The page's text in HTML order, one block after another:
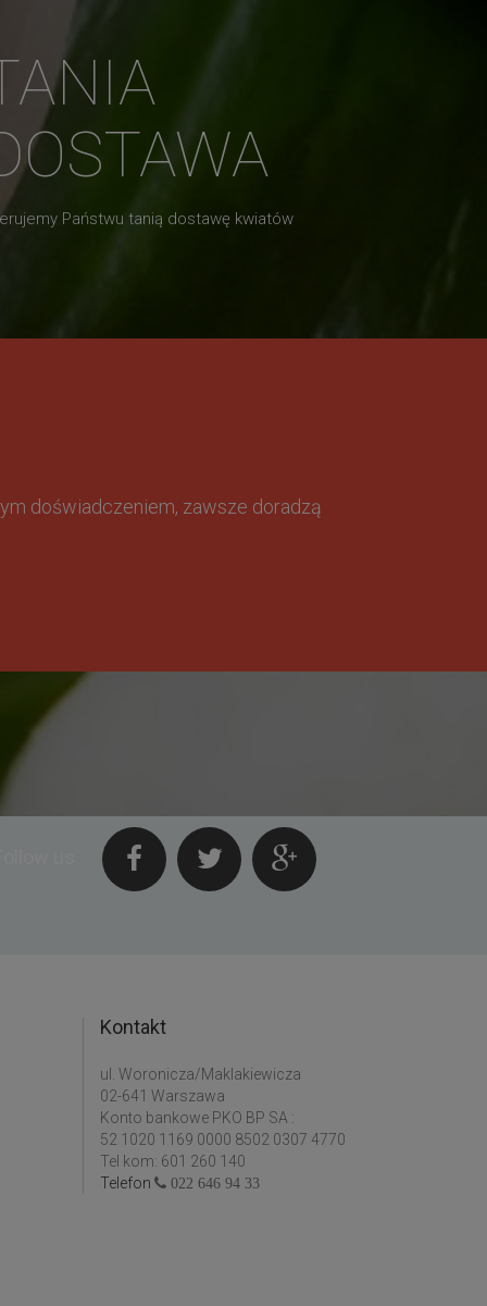
Państwu tanią dostawę kwiatów
doświadczeniem, zawsze doradzą
Kontakt
ul. Woronicza/Maklakiewicza
02-641 Warszawa
Konto bankowe PKO BP SA :
52 1020 1169 0000 8502 0307 4770
Tel kom: 601 260 140
Telefon
022 646 94 33